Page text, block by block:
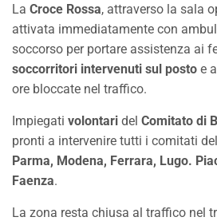
La Croce Rossa, attraverso la sala
attivata immediatamente con
soccorso per portare assistenza ai
soccorritori intervenuti sul posto e
ore bloccate nel traffico.
Impiegati volontari del Comitato di
pronti a intervenire tutti i comitati
Parma, Modena, Ferrara, Lugo.
Faenza.
La zona resta chiusa al traffico nel